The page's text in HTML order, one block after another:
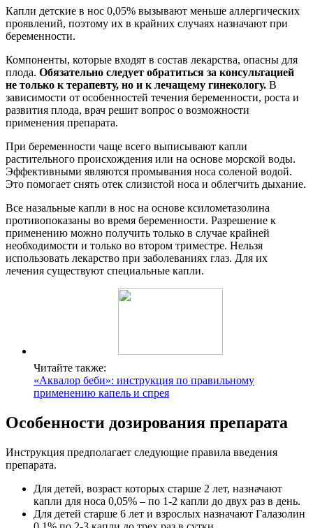
Капли детские в нос 0,05% вызывают меньше аллергических
проявлений, поэтому их в крайних случаях назначают при
беременности.
Компоненты, которые входят в состав лекарства, опасны для
плода. Обязательно следует обратиться за консультацией
не только к терапевту, но и к лечащему гинекологу. В
зависимости от особенностей течения беременности, роста и
развития плода, врач решит вопрос о возможности
применения препарата.
При беременности чаще всего выписывают капли
растительного происхождения или на основе морской воды.
Эффективными являются промывания носа соленой водой.
Это помогает снять отек слизистой носа и облегчить дыхание.
Все назальные капли в нос на основе ксилометазолина
противопоказаны во время беременности. Разрешение к
применению можно получить только в случае крайней
необходимости и только во втором триместре. Нельзя
использовать лекарство при заболеваниях глаз. Для их
лечения существуют специальные капли.
Читайте также:
«Аквалор беби»: инструкция по правильному
применению капель и спрея
Особенности дозирования препарата
Инструкция предполагает следующие правила введения
препарата.
Для детей, возраст которых старше 2 лет, назначают
капли для носа 0,05% – по 1-2 капли до двух раз в день.
Для детей старше 6 лет и взрослых назначают Галазолин